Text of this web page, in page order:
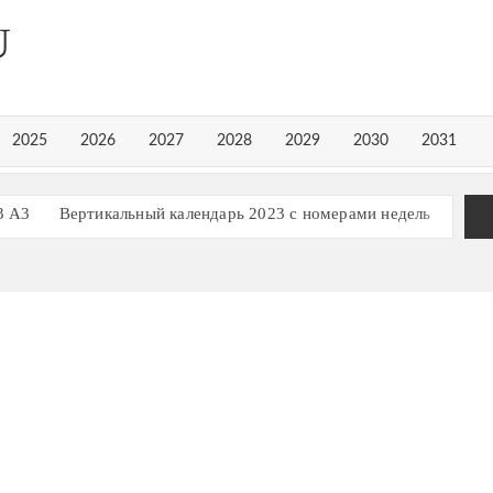
2025 2026 2027 2028 2029 2030 2031
А3
Вертикальный календарь 2023 с номерами недель